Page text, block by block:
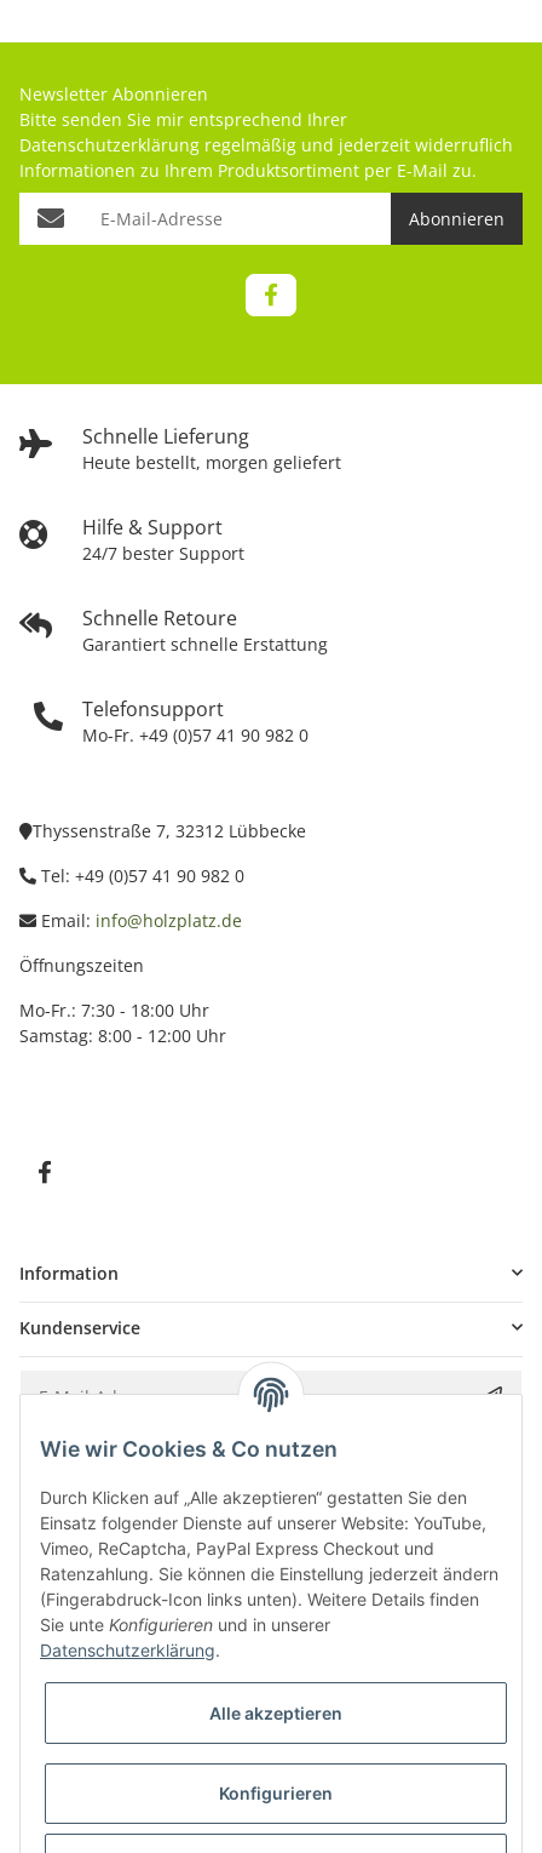
Schnelle Lieferung
Heute bestellt, morgen geliefert
Hilfe & Support
24/7 bester Support
Schnelle Retoure
Garantiert schnelle Erstattung
Telefonsupport
Mo-Fr. +49 (0)57 41 90 982 0
Newsletter Abonnieren
Bitte senden Sie mir entsprechend Ihrer
Datenschutzerklärung regelmäßig und jederzeit widerruflich
Informationen zu Ihrem Produktsortiment per E-Mail zu.
Abonnieren
Thyssenstraße 7, 32312 Lübbecke
Tel: +49 (0)57 41 90 982 0
Email: info@holzplatz.de
Öffnungszeiten
Mo-Fr.: 7:30 - 18:00 Uhr
Samstag: 8:00 - 12:00 Uhr
Information
Kundenservice
Bitte senden Sie mir entsprechend IhrerDatenschutzerklärung
* Alle Preise inkl. gesetzlicher USt., zzgl.
Besucherzähler: 5842017
UmsetzungVlarom E-Commerce Agentur| Powered byJTL-Shop|
Wie wir Cookies & Co nutzen
Durch Klicken auf „Alle akzeptieren“ gestatten Sie den
Einsatz folgender Dienste auf unserer Website: YouTube,
Vimeo, ReCaptcha, PayPal Express Checkout und
Ratenzahlung. Sie können die Einstellung jederzeit ändern
(Fingerabdruck-Icon links unten). Weitere Details finden
Sie unte Konfigurieren und in unserer
Datenschutzerklärung.
Alle akzeptieren
Konfigurieren